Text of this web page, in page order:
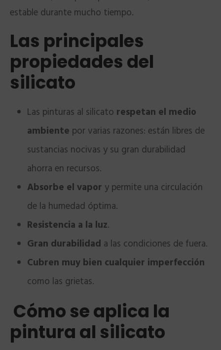
estable durante mucho tiempo.
Las principales
propiedades del
silicato
Las pinturas al silicato respetan el medio
ambiente por varias razones: están libres de
sustancias nocivas y su gran durabilidad
ahorra en recursos.
Absorbe el vapor y permite una circulación
de la humedad óptima.
Resistencia a la luz.
Gran durabilidad a las condiciones de fuera.
Cubren muy bien cualquier imperfección
como las grietas.
Cómo se aplica la
pintura al silicato